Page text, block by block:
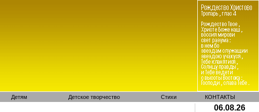
Детям Детское творчество Стихи КОНТАКТЫ
06.08.26